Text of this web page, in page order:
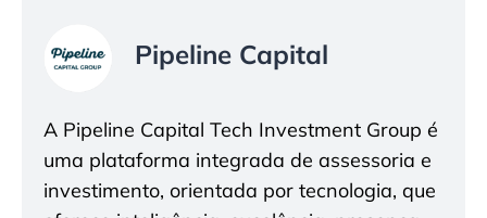
Pipeline Capital
A Pipeline Capital Tech Investment Group é
uma plataforma integrada de assessoria e
investimento, orientada por tecnologia, que